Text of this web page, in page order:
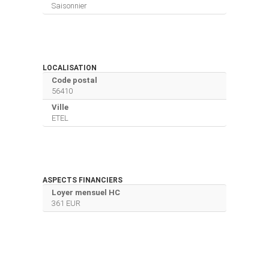
Saisonnier
LOCALISATION
Code postal
56410
Ville
ETEL
ASPECTS FINANCIERS
Loyer mensuel HC
361 EUR